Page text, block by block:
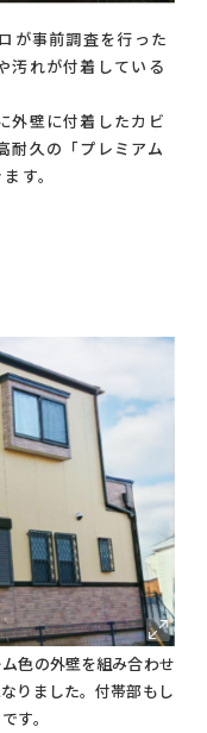
が事前調査を行った
汚れが付着している
外壁に付着したカビ
耐久の「プレミアム
す。
色の外壁を組み合わせ
りました。付帯部もし
す。